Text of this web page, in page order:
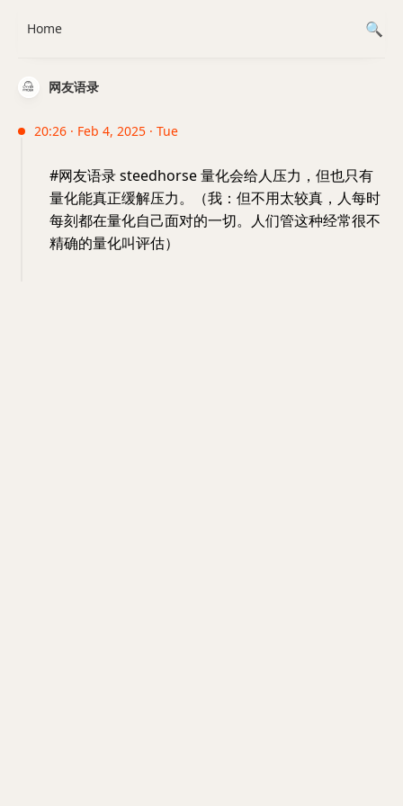
网友语录
20:26 · Feb 4, 2025 · Tue
#网友语录 steedhorse 量化会给人压力，但也只有
量化能真正缓解压力。（我：但不用太较真，人每时
每刻都在量化自己面对的一切。人们管这种经常很不
精确的量化叫评估）
Home